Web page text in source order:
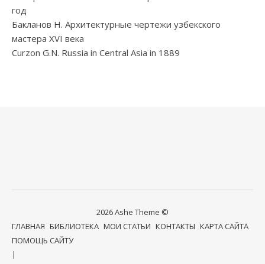
год
Бакланов Н. Архитектурные чертежи узбекского
мастера XVI века
Curzon G.N. Russia in Central Asia in 1889
2026 Ashe Theme ©
ГЛАВНАЯ БИБЛИОТЕКА МОИ СТАТЬИ КОНТАКТЫ КАРТА САЙТА
ПОМОЩЬ САЙТУ